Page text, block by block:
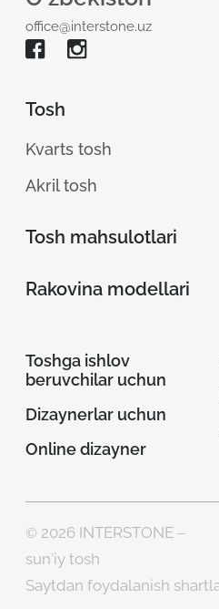
office@interstone.uz
Tosh
Kvarts tosh
Akril tosh
Tosh mahsulotlari
Rakovina modellari
Toshga ishlov
beruvchilar uchun
Dizaynerlar uchun
Online dizayner
© 2026 INTERSTONE –
sun'iy tosh
Saytdan foydalanish